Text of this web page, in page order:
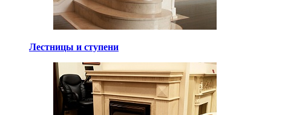
Лестницы и ступени